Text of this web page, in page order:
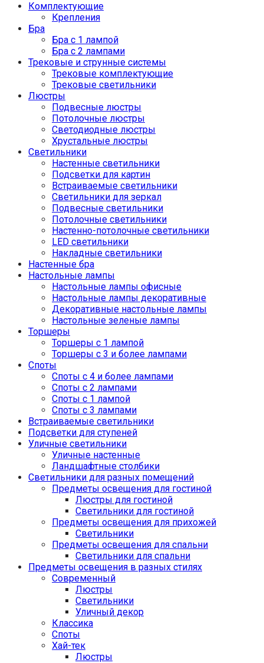
Комплектующие
Крепления
Бра
Бра с 1 лампой
Бра с 2 лампами
Трековые и струнные системы
Трековые комплектующие
Трековые светильники
Люстры
Подвесные люстры
Потолочные люстры
Светодиодные люстры
Хрустальные люстры
Светильники
Настенные светильники
Подсветки для картин
Встраиваемые светильники
Светильники для зеркал
Подвесные светильники
Потолочные светильники
Настенно-потолочные светильники
LED светильники
Накладные светильники
Настенные бра
Настольные лампы
Настольные лампы офисные
Настольные лампы декоративные
Декоративные настольные лампы
Настольные зеленые лампы
Торшеры
Торшеры с 1 лампой
Торшеры с 3 и более лампами
Споты
Споты с 4 и более лампами
Споты с 2 лампами
Споты с 1 лампой
Споты с 3 лампами
Встраиваемые светильники
Подсветки для ступеней
Уличные светильники
Уличные настенные
Ландшафтные столбики
Светильники для разных помещений
Предметы освещения для гостиной
Люстры для гостиной
Светильники для гостиной
Предметы освещения для прихожей
Светильники
Предметы освещения для спальни
Светильники для спальни
Предметы освещения в разных стилях
Cовременный
Люстры
Светильники
Уличный декор
Классика
Споты
Хай-тек
Люстры